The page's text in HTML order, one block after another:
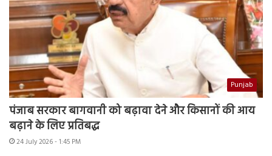
Punjab
पंजाब सरकार बागवानी को बढ़ावा देने और किसानों की आय
बढ़ाने के लिए प्रतिबद्ध
24 July 2026 - 1:45 PM